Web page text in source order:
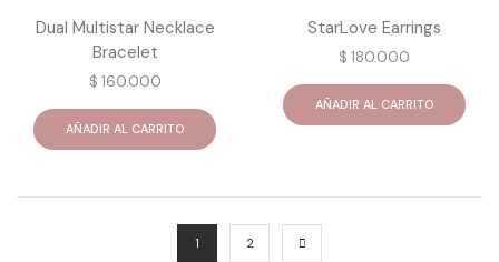
Dual Multistar Necklace
Bracelet
$ 160.000
AÑADIR AL CARRITO
StarLove Earrings
$ 180.000
AÑADIR AL CARRITO
1 2